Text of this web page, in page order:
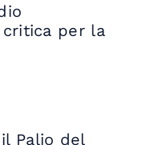
per la
Palio del